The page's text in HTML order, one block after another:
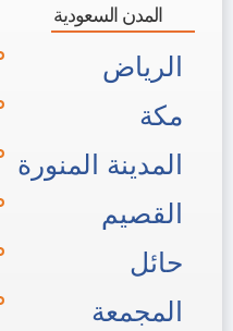
المدن السعودية
الرياض
مكة
المدينة المنورة
القصيم
حائل
المجمعة